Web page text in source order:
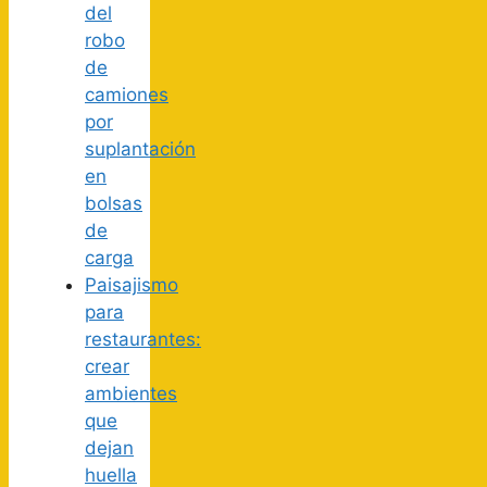
del
robo
de
camiones
por
suplantación
en
bolsas
de
carga
Paisajismo
para
restaurantes:
crear
ambientes
que
dejan
huella